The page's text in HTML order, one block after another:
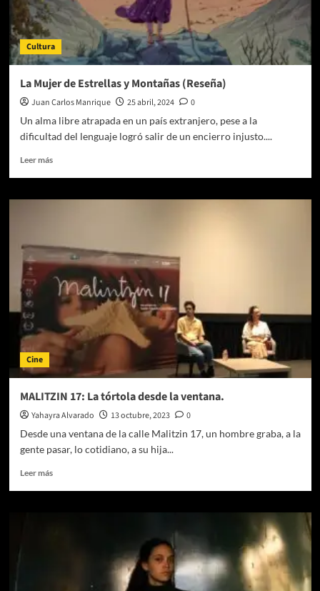
LA
LIBERTAD
FIERRO
será
de
su
selección
Cultura
La Mujer de Estrellas y Montañas (Reseña)
Juan Carlos Manrique 25 abril, 2024
0
Un alma libre atrapada en un país extranjero, pese a la
dificultad del lenguaje logró salir de un encierro injusto....
Leer másLeer
La
y
Montañas
(Reseña)
Cine
MALITZIN 17: La tórtola desde la ventana.
Yahayra Alvarado 13 octubre, 2023
0
Desde una ventana de la calle Malitzin 17, un hombre graba, a la
gente pasar, lo cotidiano, a su hija...
Leer másLeer